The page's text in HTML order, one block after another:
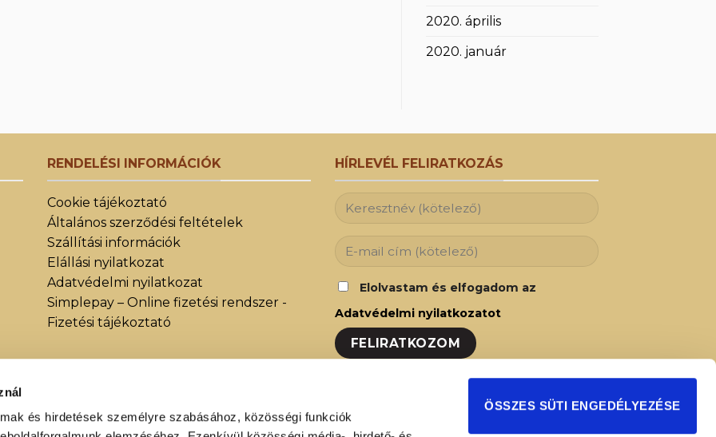
és hirdetések személyre szabásához, közösségi funkciók
ÖSSZES SÜTI ENGEDÉLYEZÉSE
2020. április
2020. január
RENDELÉSI INFORMÁCIÓK
Cookie tájékoztató
Általános szerződési feltételek
Szállítási információk
Elállási nyilatkozat
Adatvédelmi nyilatkozat
Simplepay – Online fizetési rendszer -
Fizetési tájékoztató
HÍRLEVÉL FELIRATKOZÁS
Elolvastam és elfogadom az
Adatvédelmi nyilatkozatot
Iratkozzon fel hírlevelünkre és Ön is az elsők
között fog értesülni legújabb akcióinkról,